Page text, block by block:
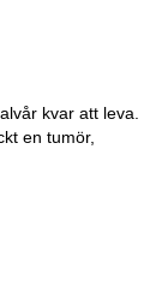
kvar att leva.
en tumör,